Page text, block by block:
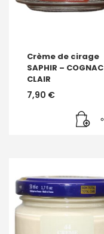
Crème de cirage
SAPHIR – COGNAC
CLAIR
7,90 €